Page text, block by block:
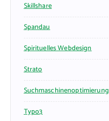
Skillshare
Spandau
Spirituelles Webdesign
Strato
Suchmaschinenoptimierung
Typo3